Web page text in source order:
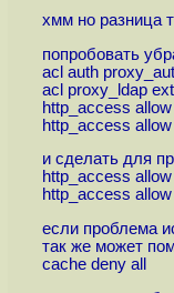
хмм но разница
попробовать
acl auth
acl proxy_ldap
http_access
http_access
и сделать для
http_access
http_access
если проблема
так же может
cache deny all